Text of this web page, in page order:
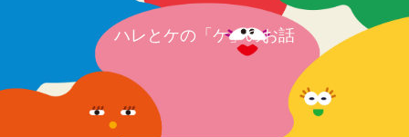
ハレ と ケの 「 ケ」のお話